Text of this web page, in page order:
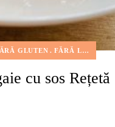
GLUTEN FĂRĂ LACTATE
cu sos Rețetă